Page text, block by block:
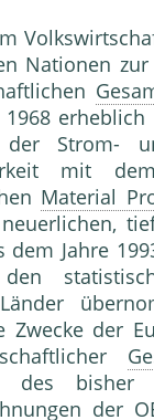
Nationen
1968
der Strom-
mit
Material
dem Jahre
der
bisher
en der